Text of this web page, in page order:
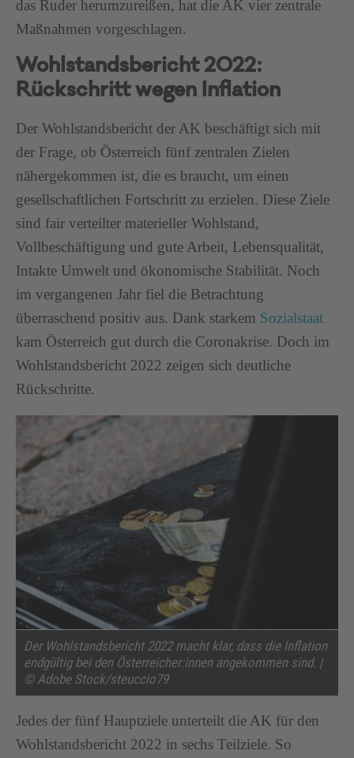
das Ruder herumzureißen, hat die AK vier zentrale
Maßnahmen vorgeschlagen.
Wohlstandsbericht 2022:
Rückschritt wegen Inflation
Der Wohlstandsbericht der AK beschäftigt sich mit
der Frage, ob Österreich fünf zentralen Zielen
nähergekommen ist, die es braucht, um einen
gesellschaftlichen Fortschritt zu erzielen. Diese Ziele
sind fair verteilter materieller Wohlstand,
Vollbeschäftigung und gute Arbeit, Lebensqualität,
Intakte Umwelt und ökonomische Stabilität. Noch
im vergangenen Jahr fiel die Betrachtung
überraschend positiv aus. Dank starkem Sozialstaat
kam Österreich gut durch die Coronakrise. Doch im
Wohlstandsbericht 2022 zeigen sich deutliche
Rückschritte.
Der Wohlstandsbericht 2022 macht klar, dass die Inflation
endgültig bei den Österreicher:innen angekommen sind. |
© Adobe Stock/steuccio79
Jedes der fünf Hauptziele unterteilt die AK für den
Wohlstandsbericht 2022 in sechs Teilziele. So